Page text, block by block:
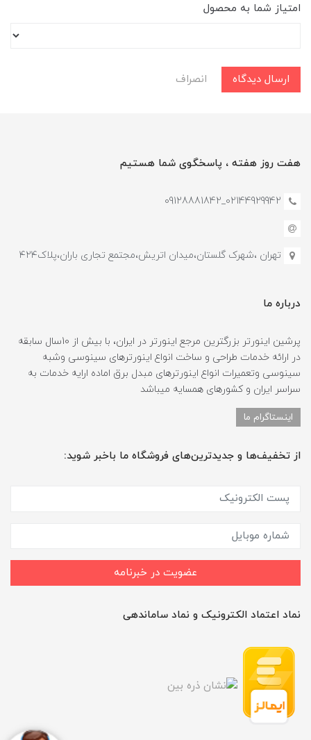
امتیاز شما به محصول
ارسال دیدگاه انصراف
هفت روز هفته ، پاسخگوی شما هستیم
02144929942_09128881842
تهران ،شهرک گلستان،میدان اتریش،مجتمع تجاری باران،پلاک۴۲۴
درباره ما
پرشین اینورتر بزرگترین مرجع اینورتر در ایران، با بیش از 10سال سابقه
در ارائه خدمات طراحی و ساخت انواع اینورترهای سینوسی وشبه
سینوسی وتعمیرات انواع اینورترهای مبدل برق اماده ارایه خدمات به
سراسر ایران و کشورهای همسایه میباشد
اینستاگرام ما
از تخفیف‌ها و جدیدترین‌های فروشگاه ما باخبر شوید:
عضویت در خبرنامه
نماد اعتماد الکترونیک و نماد ساماندهی